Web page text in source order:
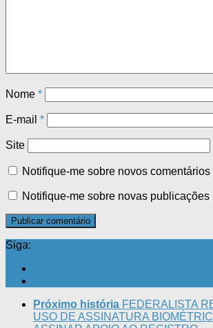
Nome *
E-mail *
Site
Notifique-me sobre novos comentários
Notifique-me sobre novas publicações
Siga:
Próximo história FEDERALISTA
USO DE ASSINATURA